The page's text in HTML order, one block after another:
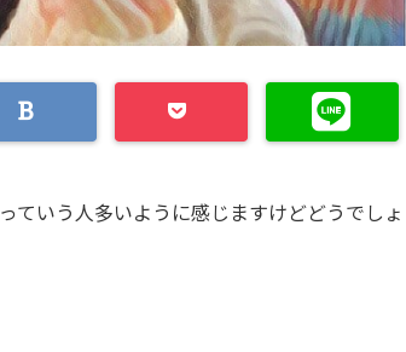
っていう人多いように感じますけどどうでしょ